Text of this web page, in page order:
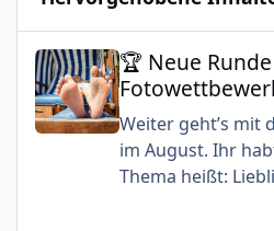
🏆 Neue Runde im
🏆 Neue
Weiter geht’s mit
im August. Ihr
Thema heißt: